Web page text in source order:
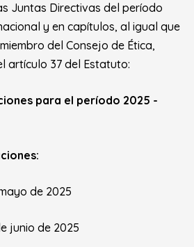
Juntas Directivas del período
y en capítulos, al igual que
del Consejo de Ética,
artículo 37 del Estatuto:
para el período 2025 -
de 2025
junio de 2025